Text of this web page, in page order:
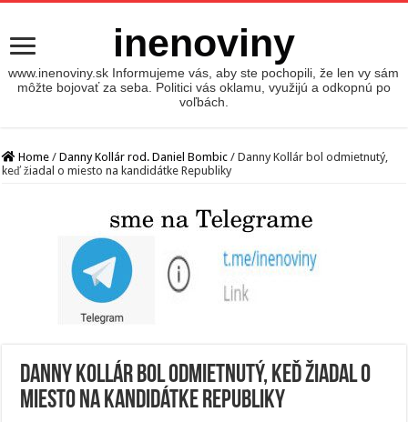
inenoviny
www.inenoviny.sk Informujeme vás, aby ste pochopili, že len vy sám
môžte bojovať za seba. Politici vás oklamu, využijú a odkopnú po
voľbách.
Home / Danny Kollár rod. Daniel Bombic / Danny Kollár bol odmietnutý,
keď žiadal o miesto na kandidátke Republiky
Danny Kollár bol odmietnutý, keď žiadal o
miesto na kandidátke Republiky